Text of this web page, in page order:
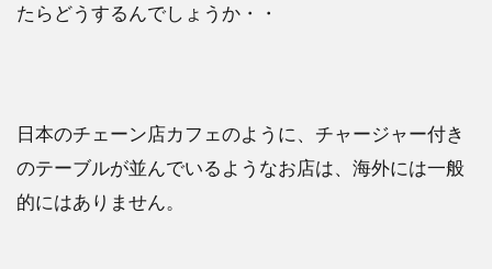
たらどうするんでしょうか・・
日本のチェーン店カフェのように、チャージャー付き
のテーブルが並んでいるようなお店は、海外には一般
的にはありません。